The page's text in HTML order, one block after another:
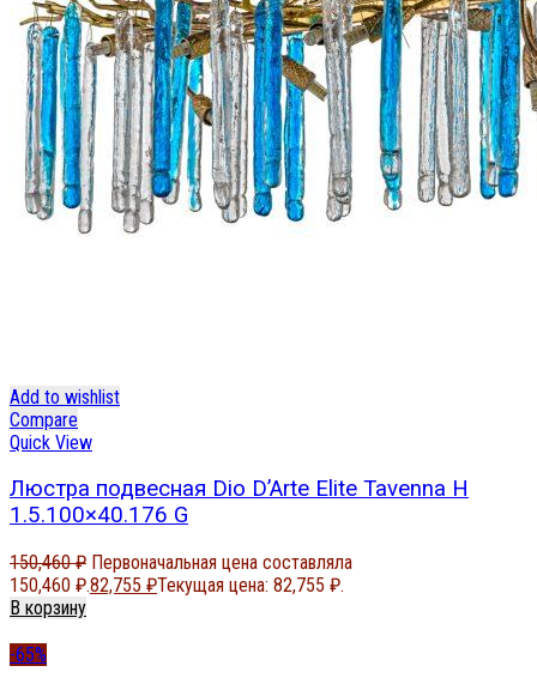
Add to wishlist
Compare
Quick View
Люстра подвесная Dio D’Arte Elite Tavenna H
1.5.100×40.176 G
150,460₽ Первоначальная цена составляла
150,460 ₽.82,755 ₽Текущая цена: 82,755 ₽.
В корзину
-65%